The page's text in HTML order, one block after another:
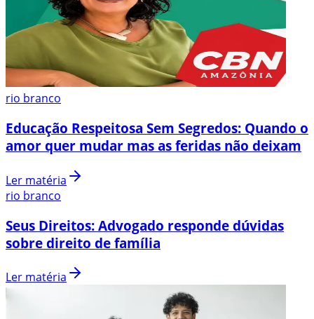
rio branco
Educação Respeitosa Sem Segredos: Quando o
amor quer mudar mas as feridas não deixam
Ler matéria
rio branco
Seus Direitos: Advogado responde dúvidas
sobre direito de família
Ler matéria